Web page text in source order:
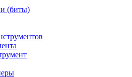
(биты)